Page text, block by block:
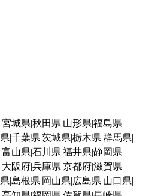
宮城県 秋田県 山形県 福島県
千葉県 茨城県 栃木県 群馬県
富山県 石川県 福井県 静岡県
大阪府兵庫県 京都府滋賀県
島根県 岡山県 広島県 山口県